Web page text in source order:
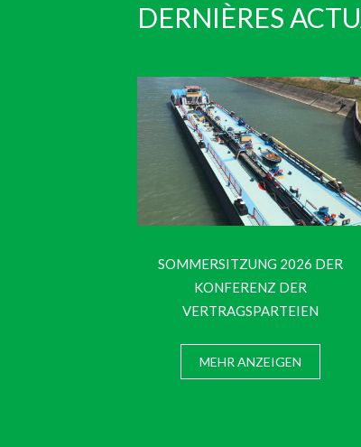
DERNIÈRES
SOMMERSITZUNG 2026 DER
KONFERENZ DER
VERTRAGSPARTEIEN
MEHR ANZEIGEN